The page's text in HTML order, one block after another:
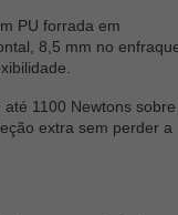
PU forrada em
8,5 mm no
1100 Newtons sobre
extra sem perder a